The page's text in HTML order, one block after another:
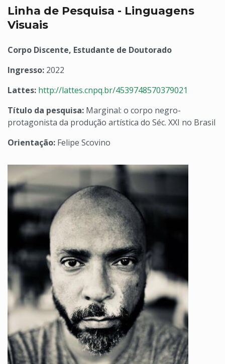
Linha de Pesquisa - Linguagens
Visuais
Corpo Discente, Estudante de Doutorado
Ingresso: 2022
Lattes: http://lattes.cnpq.br/4539748570379021
Título da pesquisa: Marginal: o corpo negro-
protagonista da produção artística do Séc. XXI no Brasil
Orientação: Felipe Scovino